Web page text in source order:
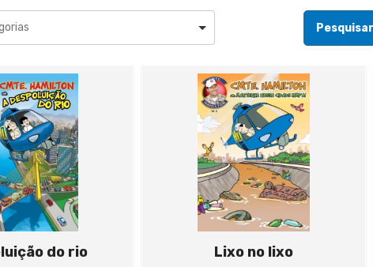
do rio Lixo no lixo